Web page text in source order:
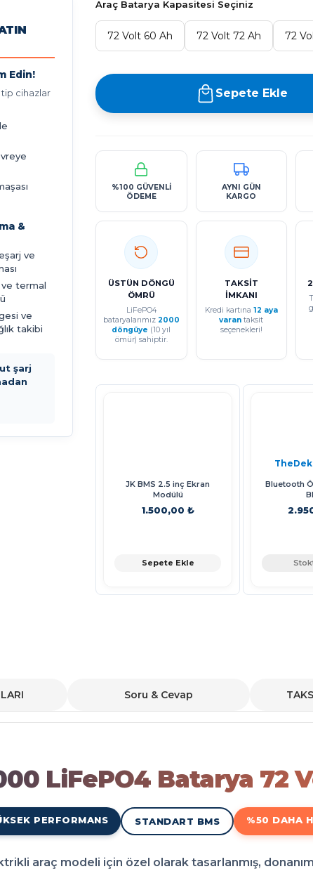
Edin!
cihazlar
&
ve
ve termal
ve
takibi
şarj
Araç Batarya Kapasitesi Seçiniz
72 Volt 60 Ah 72 Volt 72 Ah 72
Sepete Ekle
%100 GÜVENLİ
ÖDEME
AYNI GÜN
KARGO
ÜSTÜN DÖNGÜ
ÖMRÜ
LiFePO4
bataryalarımız 2000
döngüye (10 yıl
ömür) sahiptir.
TAKSİT
İMKANI
Kredi kartına 12 aya
varan taksit
seçenekleri!
JK BMS 2.5 inç Ekran
Modülü
1.500,00 ₺
Sepete Ekle
Bluetooth
Soru & Cevap
için en doğru enerji yükseltmesidir. Piyasada kalitesiyle bilinen